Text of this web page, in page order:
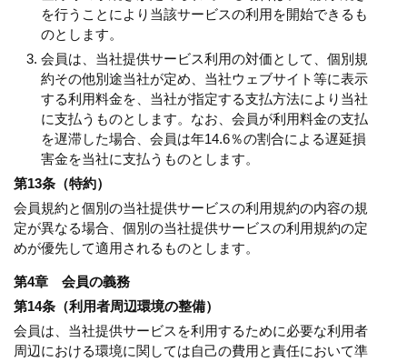
を行うことにより当該サービスの利用を開始できるも
のとします。
会員は、当社提供サービス利用の対価として、個別規
約その他別途当社が定め、当社ウェブサイト等に表示
する利用料金を、当社が指定する支払方法により当社
に支払うものとします。なお、会員が利用料金の支払
を遅滞した場合、会員は年14.6％の割合による遅延損
害金を当社に支払うものとします。
第13条（特約）
会員規約と個別の当社提供サービスの利用規約の内容の規
定が異なる場合、個別の当社提供サービスの利用規約の定
めが優先して適用されるものとします。
第4章 会員の義務
第14条（利用者周辺環境の整備）
会員は、当社提供サービスを利用するために必要な利用者
周辺における環境に関しては自己の費用と責任において準